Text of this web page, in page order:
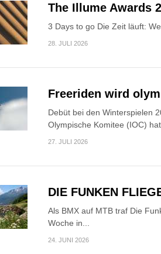
The Illume Awards
3 Days to go Die Zeit läuft:
28. JULI 2026
Freeriden wird
Debüt bei den Winterspielen
Olympische Komitee (IOC)
27. JULI 2026
DIE FUNKEN
Als BMX auf MTB traf Die
Woche in...
24. JUNI 2026